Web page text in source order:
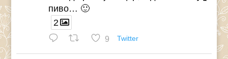
пиво… 🙂
2
9 Twitter